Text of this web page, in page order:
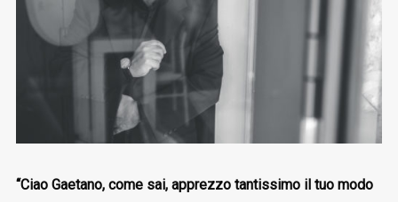
“Ciao Gaetano, come sai, apprezzo tantissimo il tuo modo